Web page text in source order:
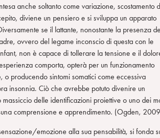
anche soltanto come variazione, scostamento
diviene un pensiero e si sviluppa un apparato
se il lattante, nonostante la presenza
ovvero del legame inconscio di questa con le
non è capace di tollerare la tensione e il
comporta, opterà per un funzionamento
producendo sintomi somatici come eccessiva
insonnia. Ciò che avrebbe potuto divenire un
delle identificazioni proiettive o uno dei
comprensione e apprendimento. (Ogden,
emozione alla sua pensabilità, si fonda